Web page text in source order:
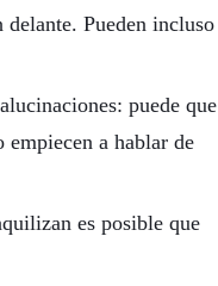
delante. Pueden incluso
puede que
empiecen a hablar de
es posible que